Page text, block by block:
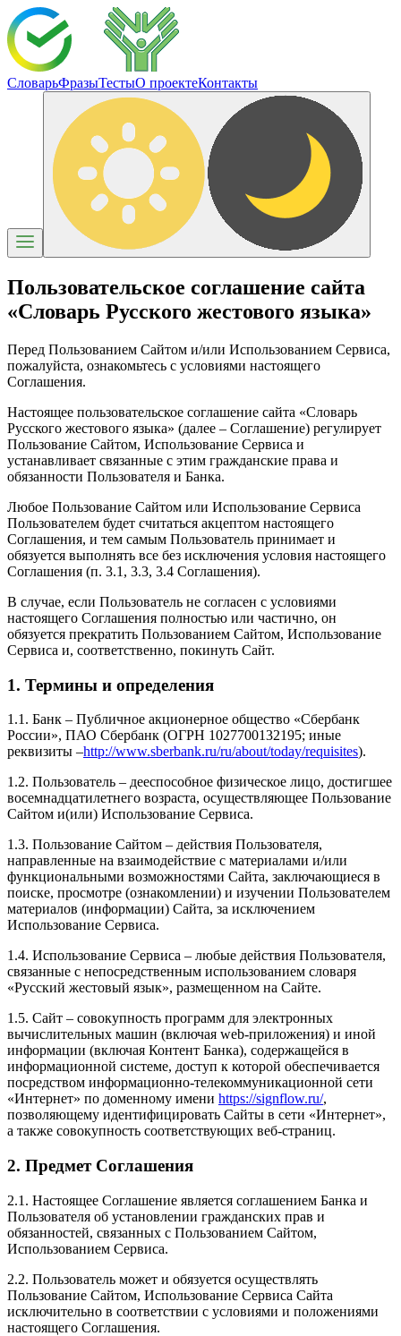
СловарьФразыТестыО проектеКонтакты
Пользовательское соглашение сайта
«Словарь Русского жестового языка»
Перед Пользованием Сайтом и/или Использованием Сервиса,
пожалуйста, ознакомьтесь с условиями настоящего
Соглашения.
Настоящее пользовательское соглашение сайта «Словарь
Русского жестового языка» (далее – Соглашение) регулирует
Пользование Сайтом, Использование Сервиса и
устанавливает связанные с этим гражданские права и
обязанности Пользователя и Банка.
Любое Пользование Сайтом или Использование Сервиса
Пользователем будет считаться акцептом настоящего
Соглашения, и тем самым Пользователь принимает и
обязуется выполнять все без исключения условия настоящего
Соглашения (п. 3.1, 3.3, 3.4 Соглашения).
В случае, если Пользователь не согласен с условиями
настоящего Соглашения полностью или частично, он
обязуется прекратить Пользованием Сайтом, Использование
Сервиса и, соответственно, покинуть Сайт.
1. Термины и определения
1.1. Банк – Публичное акционерное общество «Сбербанк
России», ПАО Сбербанк (ОГРН 1027700132195; иные
реквизиты –http://www.sberbank.ru/ru/about/today/requisites).
1.2. Пользователь – дееспособное физическое лицо, достигшее
восемнадцатилетнего возраста, осуществляющее Пользование
Сайтом и(или) Использование Сервиса.
1.3. Пользование Сайтом – действия Пользователя,
направленные на взаимодействие с материалами и/или
функциональными возможностями Сайта, заключающиеся в
поиске, просмотре (ознакомлении) и изучении Пользователем
материалов (информации) Сайта, за исключением
Использование Сервиса.
1.4. Использование Сервиса – любые действия Пользователя,
связанные с непосредственным использованием словаря
«Русский жестовый язык», размещенном на Сайте.
1.5. Сайт – совокупность программ для электронных
вычислительных машин (включая web-приложения) и иной
информации (включая Контент Банка), содержащейся в
информационной системе, доступ к которой обеспечивается
посредством информационно-телекоммуникационной сети
«Интернет» по доменному имени https://signflow.ru/,
позволяющему идентифицировать Сайты в сети «Интернет»,
а также совокупность соответствующих веб-страниц.
2. Предмет Соглашения
2.1. Настоящее Соглашение является соглашением Банка и
Пользователя об установлении гражданских прав и
обязанностей, связанных с Пользованием Сайтом,
Использованием Сервиса.
2.2. Пользователь может и обязуется осуществлять
Пользование Сайтом, Использование Сервиса Сайта
исключительно в соответствии с условиями и положениями
настоящего Соглашения.